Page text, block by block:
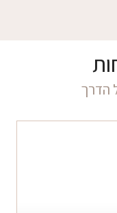
הדרך